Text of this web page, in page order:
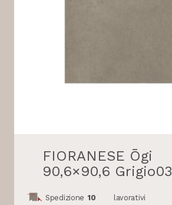
FIORANESE Ōgi
90,6×90,6 Grigio03
Spedizione 10
lavorativi